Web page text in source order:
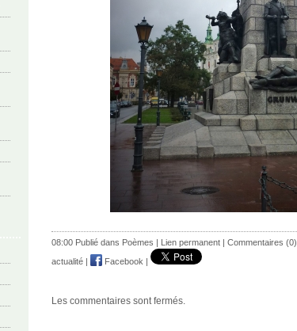
08:00 Publié dans Poèmes | Lien permanent | Commentaires (0)
actualité | Facebook |
Les commentaires sont fermés.